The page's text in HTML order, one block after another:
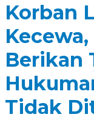
Korban
Berikan
Tidak